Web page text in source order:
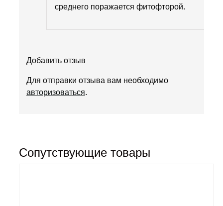
среднего поражается фитофторой.
Добавить отзыв
Для отправки отзыва вам необходимо
авторизоваться.
Сопутствующие товары